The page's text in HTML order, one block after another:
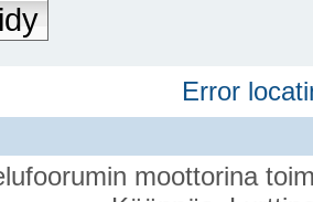
Error
moottorina